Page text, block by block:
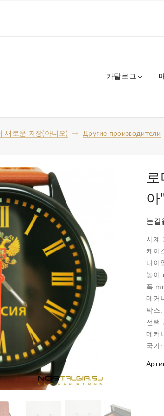
카탈로그
새로운 저장(아니오) Другие производители
아
눈길
시계
케이
다이
높이
폭
메커
박스:
선택
메커
국가: